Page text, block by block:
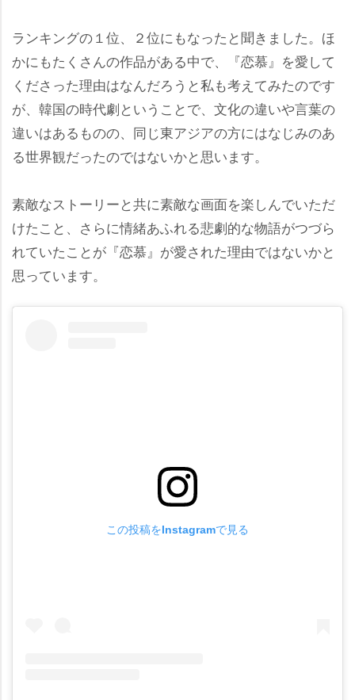
ランキングの１位、２位にもなったと聞きました。ほ
かにもたくさんの作品がある中で、『恋慕』を愛して
くださった理由はなんだろうと私も考えてみたのです
が、韓国の時代劇ということで、文化の違いや言葉の
違いはあるものの、同じ東アジアの方にはなじみのあ
る世界観だったのではないかと思います。
素敵なストーリーと共に素敵な画面を楽しんでいただ
けたこと、さらに情緒あふれる悲劇的な物語がつづら
れていたことが『恋慕』が愛された理由ではないかと
思っています。
この投稿をInstagramで見る